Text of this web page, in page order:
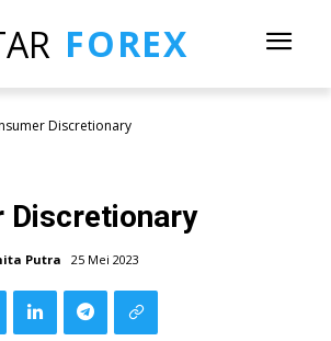
FOREX
Discretionary
Discretionary
Putra 25 Mei 2023